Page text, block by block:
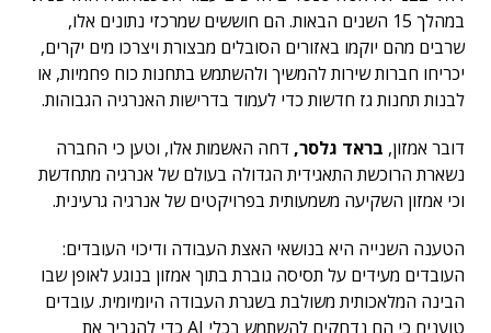
במהלך 15 השנים הבאות. הם חוששים שמרכזי נתונים אלו,
שרבים מהם יוקמו באזורים הסובלים מבצורת ויצרכו מים יקרים,
יכריחו חברות שירות להמשיך ולהשתמש בתחנות כוח פחמיות, או
לבנות תחנות גז חדשות כדי לעמוד בדרישות האנרגיה הגבוהות.
דובר אמזון, בראד גלסר, דחה האשמות אלו, וטען כי החברה
נשארת הרוכשת התאגידית הגדולה בעולם של אנרגיה מתחדשת
וכי אמזון השקיעה משמעותית בפרויקטים של אנרגיה גרעינית.
הטענה השנייה היא בנושאי האצת העבודה ודיכוי העובדים:
העובדים מעידים על תסיסה גוברת בתוך אמזון בנוגע לאופן שבו
הבינה המלאכותית משולבת בשגרת העבודה היומיומית. עובדים
טוענים כי הם נדחקים להשתמש בכלי AI כדי להגביר את